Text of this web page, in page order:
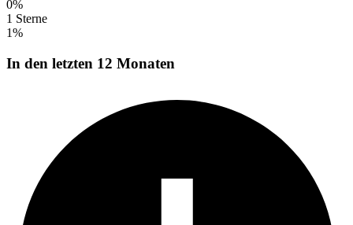
0%
1 Sterne
1%
In den letzten 12 Monaten